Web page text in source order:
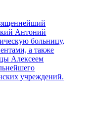
Антоний
больницу,
а также
Алексеем
учреждений.